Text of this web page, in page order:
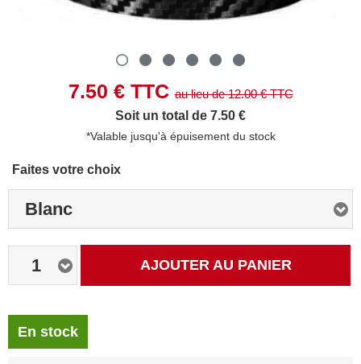
7.50 € TTCau lieu de12.00€ TTC
Soit un total de 7.50 €
*Valable jusqu'à épuisement du stock
Faites votre choix
Blanc
1 AJOUTER AU PANIER
En stock